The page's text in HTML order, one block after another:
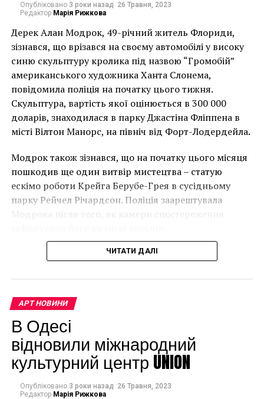
Чоловік позує під макетом чайки, яка ось-ось
накинеться на упаковку чіпсів – сюжет графіті, що
має ознаки вуличного художника Бенксі, на стіні в
Лоустофті на східному узбережжі Англії 8 серпня 2021
року. (Фото Джастіна Талліса / AFP)
В інтерв’ю “Таймс” пан Куттс сказав:
“Спочатку це було
неймовірно, але з
розвитком подій це
стало надзвичайно
впевнений, що Бенксі
усвідомлює
непередбачувані
наслідки для власників
будинків. Якби ми
могли повернути час
назад, ми б це
зробили”.
Опубліковано 3 роки назад 26 Травня, 2023
Редактор Марія Рижкова
Дерек Алан Модрок, 49-річний житель Флориди,
зізнався, що врізався на своєму автомобілі у високу
синю скульптуру кролика під назвою “Громобій”
американського художника Ханта Слонема,
повідомила поліція на початку цього тижня.
Скульптура, вартість якої оцінюється в 300 000
доларів, знаходилася в парку Джастіна Фліппена в
місті Вілтон Манорс, на північ від Форт-Лодердейла.
Модрок також зізнався, що на початку цього місяця
пошкодив ще один витвір мистецтва – статую
ескімо роботи Крейга Берубе-Грея в сусідньому
парку Рейчел Річардсон. Поліція заарештувала
Модрока після того, як камери спостереження
ЧИТАТИ ДАЛІ
АРТ НОВИНИ
В Одесі
відновили міжнародний
культурний центр UNION
Опубліковано 3 роки назад 26 Травня, 2023
Редактор Марія Рижкова